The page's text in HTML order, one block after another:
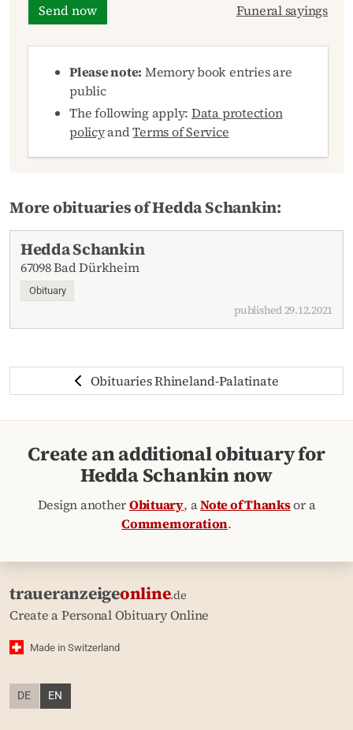
Send now Funeral sayings
Please note: Memory book entries are
public
The following apply: Data protection
policyandTerms of Service
More obituaries of Hedda Schankin:
Hedda Schankin
67098 Bad Dürkheim
Obituary
published 29.12.2021
Obituaries Rhineland-Palatinate
Create an additional obituary for
Hedda Schankin now
Design anotherObituary, aNote of Thanksor a
Commemoration.
traueranzeigeonline.de
Create a Personal Obituary Online
Made in Switzerland
DE EN